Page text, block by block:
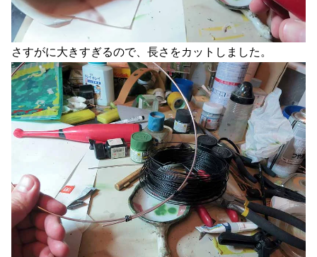
さすがに大きすぎるので、長さをカットしました。